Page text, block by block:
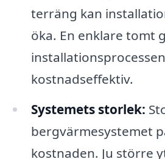
terräng kan
öka. En enklare tomt
kostnadseffektiv.
Systemets storlek:
bergvärmesystemet
kostnaden. Ju större